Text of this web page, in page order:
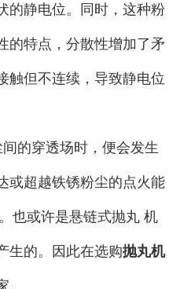
的静电位。同时，这种粉
的特点，分散性增加了矛
触但不连续，导致静电位
的穿透场时，便会发生
或超越铁锈粉尘的点火能
也或许是悬链式抛丸 机
生的。因此在选购抛丸机